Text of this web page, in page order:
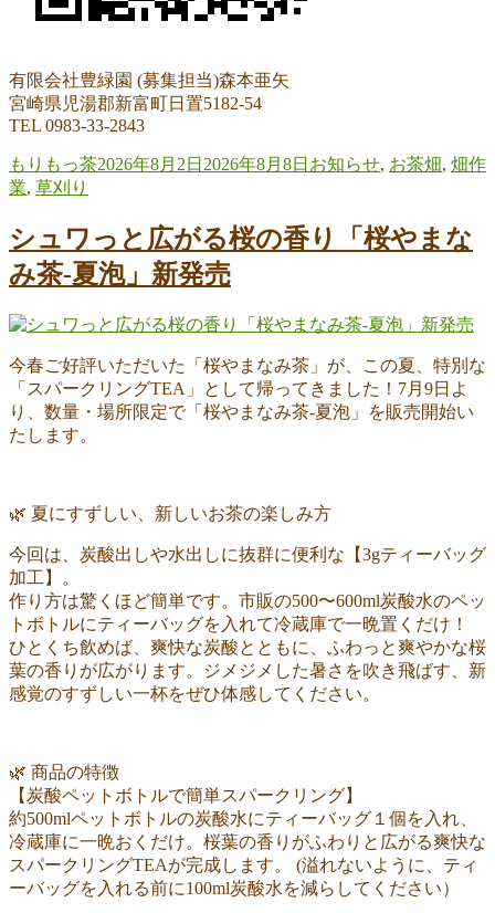
有限会社豊緑園 (募集担当)森本亜矢
宮崎県児湯郡新富町日置5182-54
TEL 0983-33-2843
投
稿
もりもっ茶投
2026年8月2日 2026年8月8日 カ
リ
ー
お知らせ, お茶畑, 畑作
業, 草刈り
シュワっと広がる桜の香り「桜やまな
み茶-夏泡」新発売
今春ご好評いただいた「桜やまなみ茶」が、この夏、特別な
「スパークリングTEA」として帰ってきました！7月9日よ
り、数量・場所限定で「桜やまなみ茶-夏泡」を販売開始い
たします。
🌿 夏にすずしい、新しいお茶の楽しみ方
今回は、炭酸出しや水出しに抜群に便利な【3gティーバッグ
加工】。
作り方は驚くほど簡単です。市販の500〜600ml炭酸水のペッ
トボトルにティーバッグを入れて冷蔵庫で一晩置くだけ！
ひとくち飲めば、爽快な炭酸とともに、ふわっと爽やかな桜
葉の香りが広がります。ジメジメした暑さを吹き飛ばす、新
感覚のすずしい一杯をぜひ体感してください。
🌿 商品の特徴
【炭酸ペットボトルで簡単スパークリング】
約500mlペットボトルの炭酸水にティーバッグ１個を入れ、
冷蔵庫に一晩おくだけ。桜葉の香りがふわりと広がる爽快な
スパークリングTEAが完成します。 (溢れないように、ティ
ーバッグを入れる前に100ml炭酸水を減らしてください）